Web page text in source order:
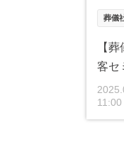
葬儀
【
客セ
11:00